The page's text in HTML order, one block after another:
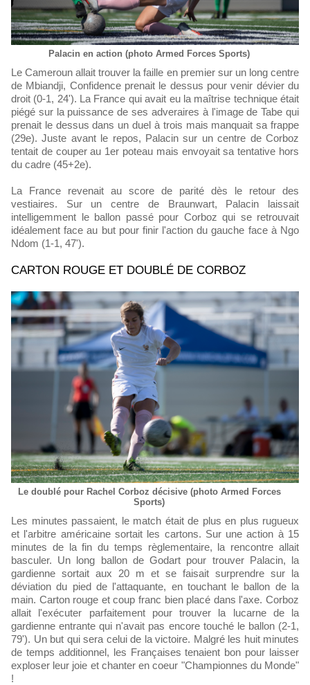
Palacin en action (photo Armed Forces Sports)
Le Cameroun allait trouver la faille en premier sur un long centre
de Mbiandji, Confidence prenait le dessus pour venir dévier du
droit (0-1, 24'). La France qui avait eu la maîtrise technique était
piégé sur la puissance de ses adveraires à l'image de Tabe qui
prenait le dessus dans un duel à trois mais manquait sa frappe
(29e). Juste avant le repos, Palacin sur un centre de Corboz
tentait de couper au 1er poteau mais envoyait sa tentative hors
du cadre (45+2e).
La France revenait au score de parité dès le retour des
vestiaires. Sur un centre de Braunwart, Palacin laissait
intelligemment le ballon passé pour Corboz qui se retrouvait
idéalement face au but pour finir l'action du gauche face à Ngo
Ndom (1-1, 47').
CARTON ROUGE ET DOUBLÉ DE CORBOZ
Le doublé pour Rachel Corboz décisive (photo Armed Forces
Sports)
Les minutes passaient, le match était de plus en plus rugueux
et l'arbitre américaine sortait les cartons. Sur une action à 15
minutes de la fin du temps règlementaire, la rencontre allait
basculer. Un long ballon de Godart pour trouver Palacin, la
gardienne sortait aux 20 m et se faisait surprendre sur la
déviation du pied de l'attaquante, en touchant le ballon de la
main. Carton rouge et coup franc bien placé dans l'axe. Corboz
allait l'exécuter parfaitement pour trouver la lucarne de la
gardienne entrante qui n'avait pas encore touché le ballon (2-1,
79'). Un but qui sera celui de la victoire. Malgré les huit minutes
de temps additionnel, les Françaises tenaient bon pour laisser
exploser leur joie et chanter en coeur "Championnes du Monde"
!